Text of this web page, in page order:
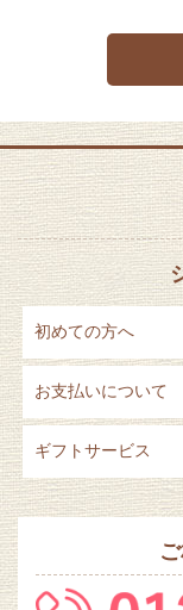
初めての方へ
お支払いについて
ギフトサービス